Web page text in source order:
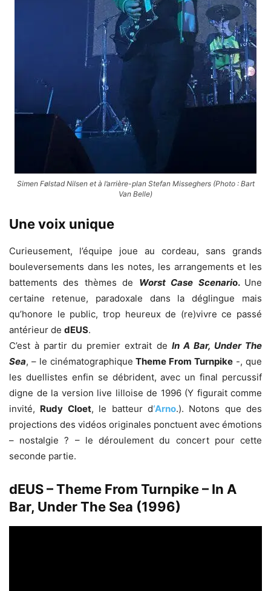
Simen Følstad Nilsen et à l’arrière-plan Stefan Misseghers (Photo : Bart
Van Belle)
Une voix unique
Curieusement, l’équipe joue au cordeau, sans grands
bouleversements dans les notes, les arrangements et les
battements des thèmes de Worst Case Scenario. Une
certaine retenue, paradoxale dans la déglingue mais
qu’honore le public, trop heureux de (re)vivre ce passé
antérieur de dEUS.
C’est à partir du premier extrait de In A Bar, Under The
Sea, – le cinématographique Theme From Turnpike -, que
les duellistes enfin se débrident, avec un final percussif
digne de la version live lilloise de 1996 (Y figurait comme
invité, Rudy Cloet, le batteur d‘Arno.). Notons que des
projections des vidéos originales ponctuent avec émotions
– nostalgie ? – le déroulement du concert pour cette
seconde partie.
dEUS – Theme From Turnpike – In A
Bar, Under The Sea (1996)